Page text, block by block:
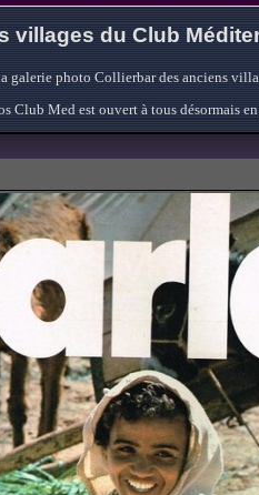
villages du Club
galerie photo Collierbar des anciens
Club Med est ouvert à tous désormais